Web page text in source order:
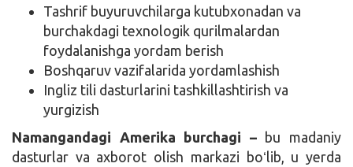
Tashrif buyuruvchilarga kutubxonadan va
burchakdagi texnologik qurilmalardan
foydalanishga yordam berish
Boshqaruv vazifalarida yordamlashish
Ingliz tili dasturlarini tashkillashtirish va
yurgizish
Namangandagi Amerika burchagi – bu madaniy
dasturlar va axborot olish markazi boʻlib, u yerda